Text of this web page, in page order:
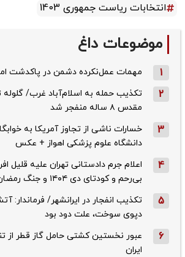
انتخابات ریاست جمهوری 1403
موضوعات داغ
1 مهمات عمل‌نکرده دشمن در پاکدشت
2
تکذیب حمله به اسلام‌آباد غرب/
مقدس ۸ ساله منفجر شد
3
خسارات ناشی از تجاوز آمریکا به
دانشگاه علوم پزشکی اهواز + عکس
4
اعلام جرم دادستانی تهران علیه قلیل
بی‌رحم و کودتای دی‌ ۱۴۰۴ و جنگ رمضان
5
تکذیب ‌انفجار در ایرانشهر/
دپوی سوخت، علت دود بود
6
عبور نخستین کشتی حامل گاز قطر از
ایران